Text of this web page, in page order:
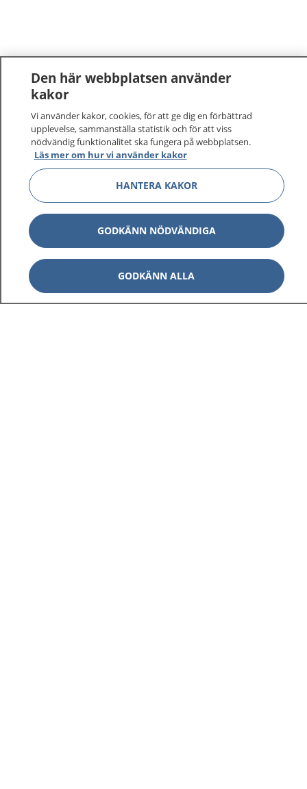
Den här webbplatsen använder
kakor
Vi använder kakor, cookies, för att ge dig en förbättrad
upplevelse, sammanställa statistik och för att viss
nödvändig funktionalitet ska fungera på webbplatsen.
Läs mer om hur vi använder kakor
HANTERA KAKOR
GODKÄNN NÖDVÄNDIGA
GODKÄNN ALLA